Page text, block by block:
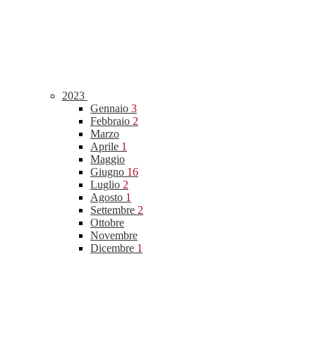
2023
Gennaio 3
Febbraio 2
Marzo
Aprile 1
Maggio
Giugno 16
Luglio 2
Agosto 1
Settembre 2
Ottobre
Novembre
Dicembre 1